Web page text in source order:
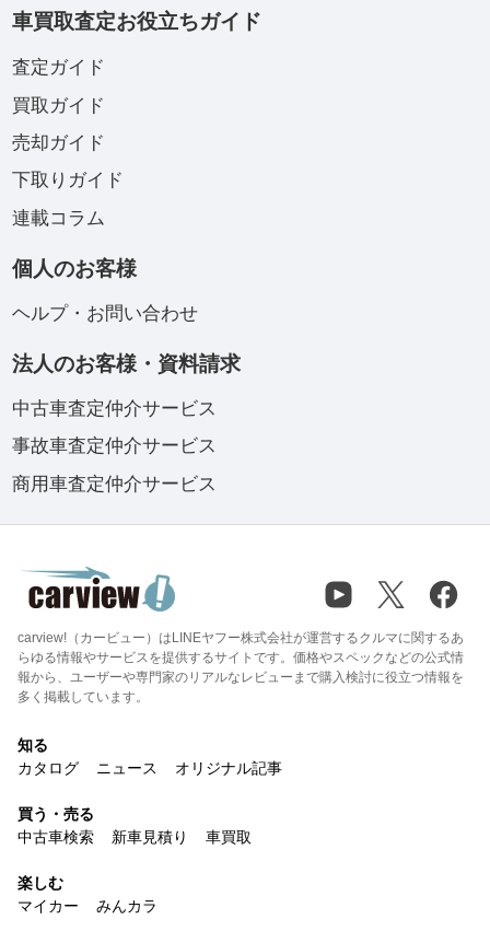
車買取査定お役立ちガイド
査定ガイド
買取ガイド
売却ガイド
下取りガイド
連載コラム
個人のお客様
ヘルプ・お問い合わせ
法人のお客様・資料請求
中古車査定仲介サービス
事故車査定仲介サービス
商用車査定仲介サービス
carview!（カービュー）はLINEヤフー株式会社が運営するクルマに関するあ
らゆる情報やサービスを提供するサイトです。価格やスペックなどの公式情
報から、ユーザーや専門家のリアルなレビューまで購入検討に役立つ情報を
多く掲載しています。
知る
カタログ
ニュース オリジナル記事
買う・売る
中古車検索
新車見積り 車買取
楽しむ
マイカー
みんカラ